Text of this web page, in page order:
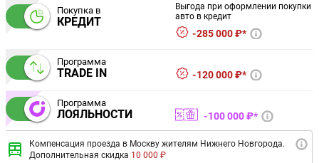
Покупка в
КРЕДИТ
Выгода при оформлении покупки
авто в кредит
285 000 ₽*
Программа
TRADE IN 120 000 ₽*
Программа
ЛОЯЛЬНОСТИ 100 000 ₽*
Компенсация проезда в Москву жителям Нижнего Новгорода.
Дополнительная скидка 10 000 ₽